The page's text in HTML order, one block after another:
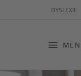
DYSLEXIE